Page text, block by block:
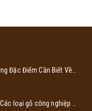
Gỗ công nghiệp là gì? Các loại gỗ công nghiệp thường dùng trong thiết kế nội thất